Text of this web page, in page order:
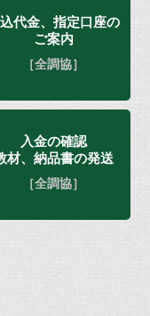
代金、指定口座の
ご案内
［全調協］
入金の確認
材、納品書の発送
［全調協］